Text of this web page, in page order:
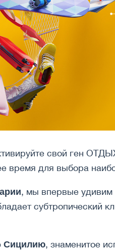
свой ген
время для выбора
, мы впервые удивим
Сицилию, знаменитое